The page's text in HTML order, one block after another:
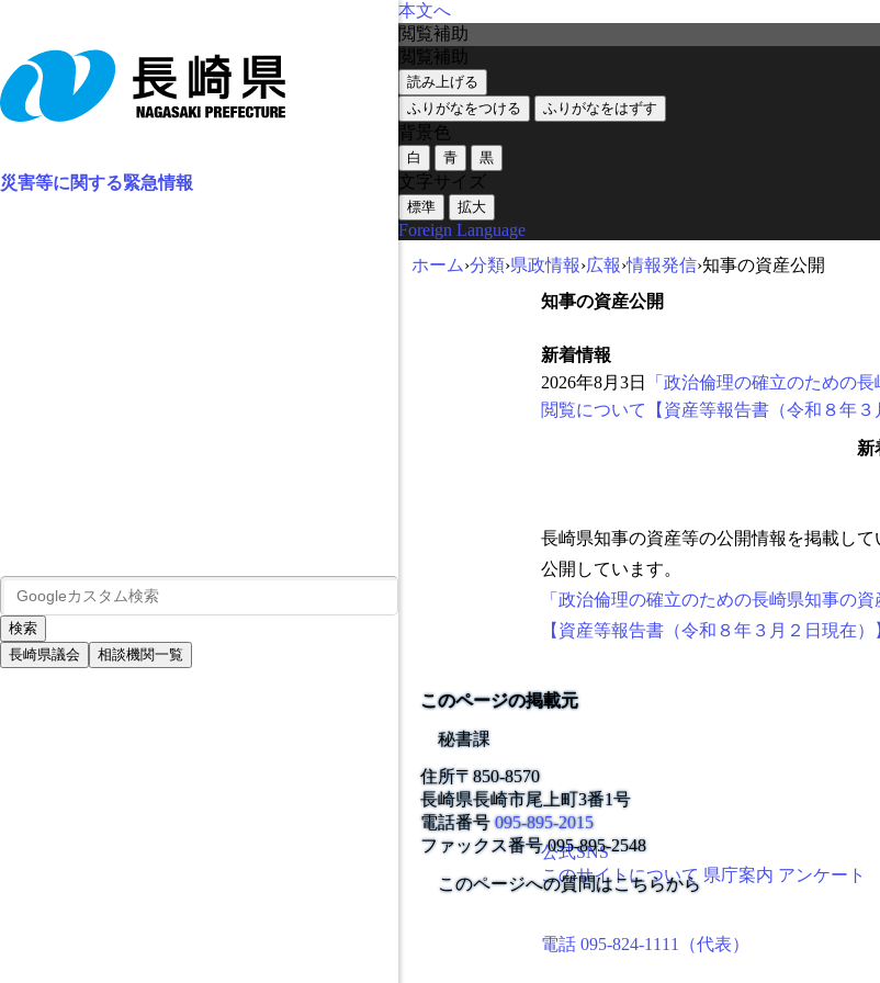
本文へ
災害等に関する緊急情報
長崎県議会 相談機関一覧
閲覧補助
閲覧補助
読み上げる
ふりがなをつける
ふりがなをはずす
背景色
白 青 黒
文字サイズ
標準 拡大
Foreign Language
ホーム›分類›県政情報›広報›情報発信›知事の資産公開
知事の資産公開
新着情報
2026年8月3日
「政治倫理の確立のための
閲覧について【資産等報告書（令和８年３
新
長崎県知事の資産等の公開情報を掲載し
公開しています。
「政治倫理の確立のための長崎県知事の
【資産等報告書（令和８年３月２日現在）
このページの掲載元
秘書課
住所〒850-8570
長崎県長崎市尾上町3番1号
電話番号 095-895-2015
ファックス番号095-895-2548
このページへの質問はこちらから
公式SNS
このサイトについて 県庁案内 アンケート
長崎県庁
電話 095-824-1111（代表）